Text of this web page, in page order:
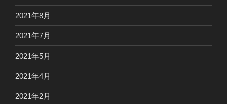
2021年8月
2021年7月
2021年5月
2021年4月
2021年2月